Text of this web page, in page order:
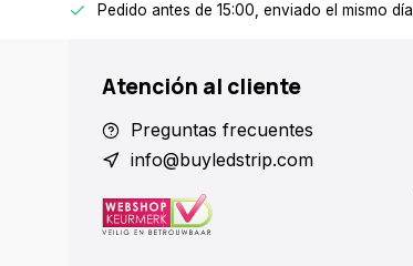
Pedido antes de 15:00, enviado el mismo día
Atención al cliente
Preguntas frecuentes
info@buyledstrip.com